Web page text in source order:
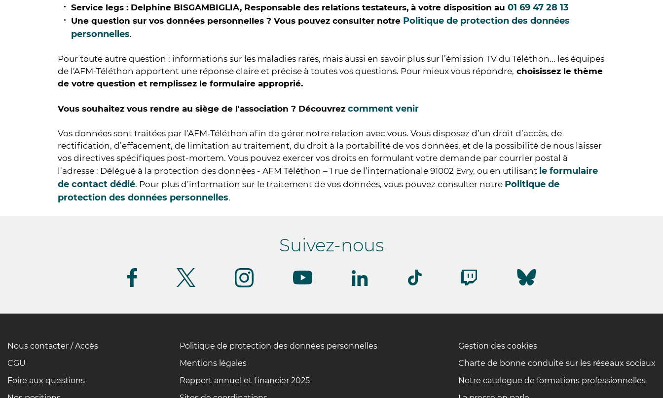
Service legs : Delphine BISGAMBIGLIA, Responsable des relations testateurs, à votre disposition au 01 69 47 28 13
Une question sur vos données personnelles ? Vous pouvez consulter notre Politique de protection des données
personnelles.
Pour toute autre question : informations sur les maladies rares, mais aussi en savoir plus sur l’émission TV du Téléthon... les équipes
de l'AFM-Téléthon apportent une réponse claire et précise à toutes vos questions. Pour mieux vous répondre, choisissez le thème
de votre question et remplissez le formulaire approprié.
Vous souhaitez vous rendre au siège de l'association ? Découvrez comment venir
Vos données sont traitées par l’AFM-Téléthon afin de gérer notre relation avec vous. Vous disposez d’un droit d’accès, de
rectification, d’effacement, de limitation au traitement, du droit à la portabilité de vos données, et de la possibilité de nous laisser
vos directives spécifiques post-mortem. Vous pouvez exercer vos droits en formulant votre demande par courrier postal à
l’adresse : Délégué à la protection des données - AFM Téléthon – 1 rue de l’internationale 91002 Evry, ou en utilisant le formulaire
de contact dédié. Pour plus d’information sur le traitement de vos données, vous pouvez consulter notre Politique de
protection des données personnelles.
Suivez-nous
Pied
page
Nous contacter / Accès
CGU
Foire aux questions
Politique de protection des données personnelles
Mentions légales
Rapport annuel et financier 2025
Gestion des cookies
Charte de bonne conduite sur les réseaux sociaux
Notre catalogue de formations professionnelles